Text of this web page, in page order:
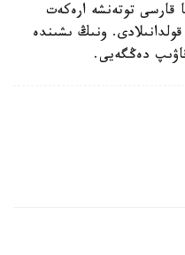
قارسى توتەنشە ارەكەت
ونىڭ ىشىندە
دەڭگەيى.